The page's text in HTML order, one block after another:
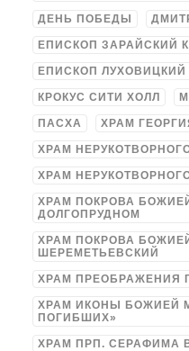
ДЕНЬ ПОБЕДЫ
ЕПИСКОП ЗАРАЙСКИЙ
ЕПИСКОП ЛУХОВИЦКИЙ
КРОКУС СИТИ ХОЛЛ
ПАСХА ХРАМ
ХРАМ
ХРАМ
ХРАМ ПОКРОВА
ДОЛГОПРУДНОМ
ХРАМ ПОКРОВА
ШЕРЕМЕТЬЕВСКИЙ
ХРАМ ПРЕОБРАЖЕНИЯ
ХРАМ ИКОНЫ БОЖИЕЙ
ПОГИБШИХ»
ХРАМ ПРП. СЕРАФИМА